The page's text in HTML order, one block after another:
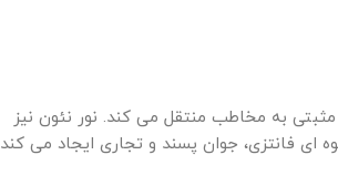
به مخاطب منتقل می کند. نور نئون نیز
ای فانتزی، جوان پسند و تجاری ایجاد می کند